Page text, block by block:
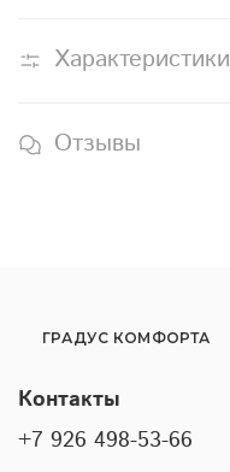
Характеристики
Отзывы
ГРАДУС КОМФОРТА
Контакты
+7 926 498-53-66